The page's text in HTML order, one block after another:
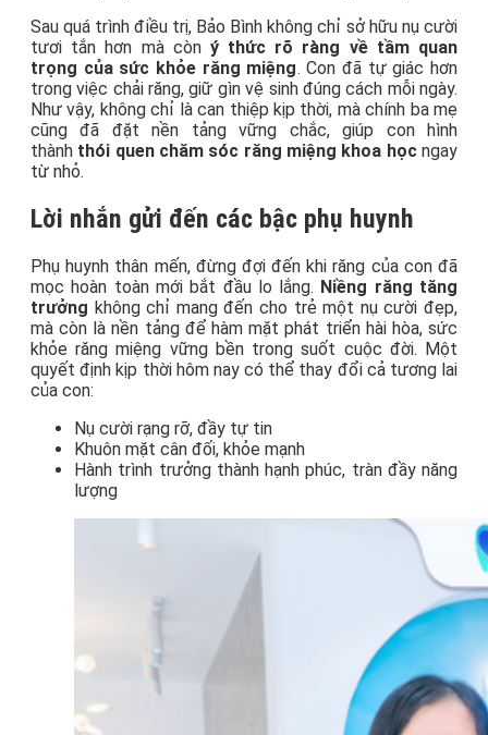
Sau quá trình điều trị, Bảo Bình không chỉ sở hữu nụ cười
tươi tắn hơn mà còn ý thức rõ ràng về tầm quan
trọng của sức khỏe răng miệng. Con đã tự giác hơn
trong việc chải răng, giữ gìn vệ sinh đúng cách mỗi ngày.
Như vậy, không chỉ là can thiệp kịp thời, mà chính ba mẹ
cũng đã đặt nền tảng vững chắc, giúp con hình
thành thói quen chăm sóc răng miệng khoa họcngay
từ nhỏ.
Lời nhắn gửi đến các bậc phụ huynh
Phụ huynh thân mến, đừng đợi đến khi răng của con đã
mọc hoàn toàn mới bắt đầu lo lắng. Niềng răng tăng
trưởng không chỉ mang đến cho trẻ một nụ cười đẹp,
mà còn là nền tảng để hàm mặt phát triển hài hòa, sức
khỏe răng miệng vững bền trong suốt cuộc đời. Một
quyết định kịp thời hôm nay có thể thay đổi cả tương lai
của con:
Nụ cười rạng rỡ, đầy tự tin
Khuôn mặt cân đối, khỏe mạnh
Hành trình trưởng thành hạnh phúc, tràn đầy năng
lượng